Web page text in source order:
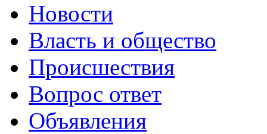
Новости
Власть и общество
Происшествия
Вопрос ответ
Объявления